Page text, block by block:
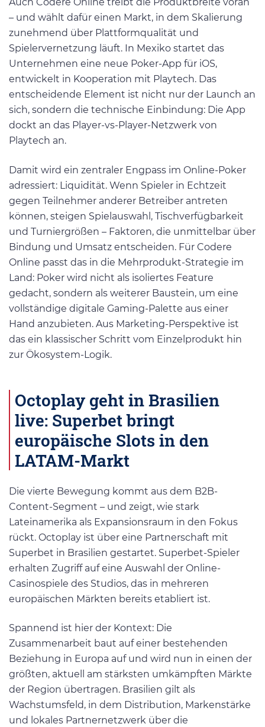
Auch Codere Online treibt die Produktbreite voran
– und wählt dafür einen Markt, in dem Skalierung
zunehmend über Plattformqualität und
Spielervernetzung läuft. In Mexiko startet das
Unternehmen eine neue Poker-App für iOS,
entwickelt in Kooperation mit Playtech. Das
entscheidende Element ist nicht nur der Launch an
sich, sondern die technische Einbindung: Die App
dockt an das Player-vs-Player-Netzwerk von
Playtech an.
Damit wird ein zentraler Engpass im Online-Poker
adressiert: Liquidität. Wenn Spieler in Echtzeit
gegen Teilnehmer anderer Betreiber antreten
können, steigen Spielauswahl, Tischverfügbarkeit
und Turniergrößen – Faktoren, die unmittelbar über
Bindung und Umsatz entscheiden. Für Codere
Online passt das in die Mehrprodukt-Strategie im
Land: Poker wird nicht als isoliertes Feature
gedacht, sondern als weiterer Baustein, um eine
vollständige digitale Gaming-Palette aus einer
Hand anzubieten. Aus Marketing-Perspektive ist
das ein klassischer Schritt vom Einzelprodukt hin
zur Ökosystem-Logik.
Octoplay geht in Brasilien
live: Superbet bringt
europäische Slots in den
LATAM-Markt
Die vierte Bewegung kommt aus dem B2B-
Content-Segment – und zeigt, wie stark
Lateinamerika als Expansionsraum in den Fokus
rückt. Octoplay ist über eine Partnerschaft mit
Superbet in Brasilien gestartet. Superbet-Spieler
erhalten Zugriff auf eine Auswahl der Online-
Casinospiele des Studios, das in mehreren
europäischen Märkten bereits etabliert ist.
Spannend ist hier der Kontext: Die
Zusammenarbeit baut auf einer bestehenden
Beziehung in Europa auf und wird nun in einen der
größten, aktuell am stärksten umkämpften Märkte
der Region übertragen. Brasilien gilt als
Wachstumsfeld, in dem Distribution, Markenstärke
und lokales Partnernetzwerk über die